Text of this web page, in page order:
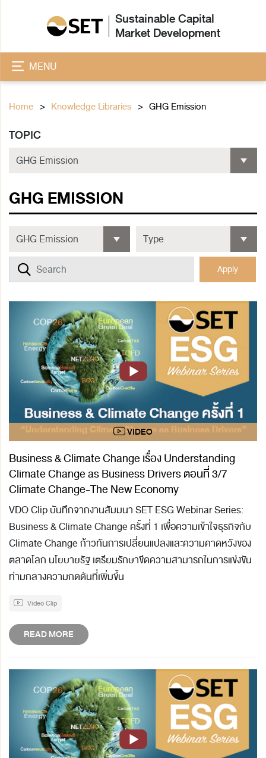
Sustainable Capital
Market Development
MENU
Home Knowledge Libraries GHG Emission
TOPIC
GHG EMISSION
Apply
Business & Climate Change เรื่อง Understanding
Climate Change as Business Drivers ตอนที่ 3/7
Climate Change-The New Economy
VDO Clip บันทึกจากงานสัมมนา SET ESG Webinar Series:
Business & Climate Change ครั้งที่ 1 เพื่อความเข้าใจธุรกิจกับ
Climate Change ก้าวทันการเปลี่ยนแปลงและความคาดหวังของ
ตลาดโลก นโยบายรัฐ เตรียมรักษาขีดความสามารถในการแข่งขัน
ท่ามกลางความกดดันที่เพิ่มขึ้น
Video Clip
READ MORE